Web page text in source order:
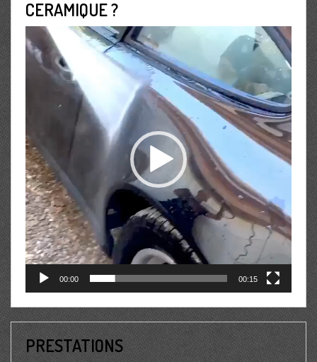
CERAMIQUE ?
Lecteur
vidéo
00:00 00:15
PRESTATIONS